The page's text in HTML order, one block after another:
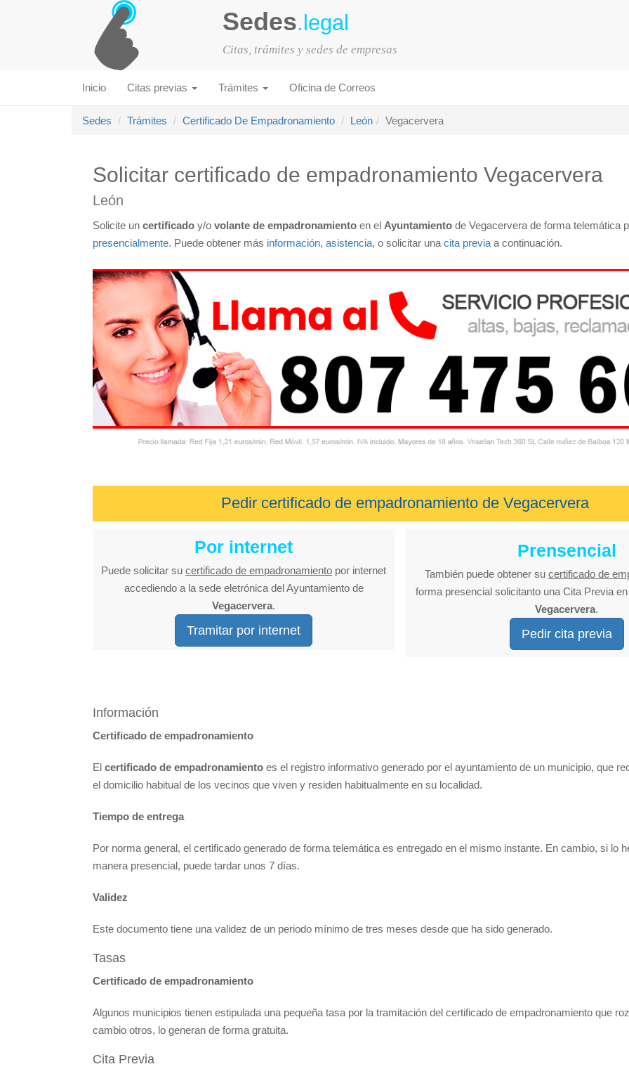
Sedes.legal
Citas, trámites y sedes de empresas
Inicio Citas previas Trámites Oficina de Correos
Sedes Trámites Certificado De Empadronamiento León Vegacervera
Solicitar certificado de empadronamiento Vegacervera
León
Solicite un certificado y/o volante de empadronamiento en el Ayuntamiento de Vegacervera de forma telemática
presencialmente. Puede obtener más información, asistencia, o solicitar una cita previa a continuación.
Pedir certificado de empadronamiento de Vegacervera
Por internet
Puede solicitar su certificado de empadronamiento por internet
accediendo a la sede eletrónica del Ayuntamiento de
Vegacervera.
Tramitar por internet
Prensencial
También puede obtener su certificado de
forma presencial solicitanto una Cita Previa
Vegacervera.
Pedir cita previa
Información
Certificado de empadronamiento
El certificado de empadronamiento es el registro informativo generado por el ayuntamiento de un municipio, que
el domicilio habitual de los vecinos que viven y residen habitualmente en su localidad.
Tiempo de entrega
Por norma general, el certificado generado de forma telemática es entregado en el mismo instante. En cambio, si lo
manera presencial, puede tardar unos 7 días.
Validez
Este documento tiene una validez de un periodo mínimo de tres meses desde que ha sido generado.
Tasas
Certificado de empadronamiento
Algunos municipios tienen estipulada una pequeña tasa por la tramitación del certificado de empadronamiento que
cambio otros, lo generan de forma gratuita.
Cita Previa